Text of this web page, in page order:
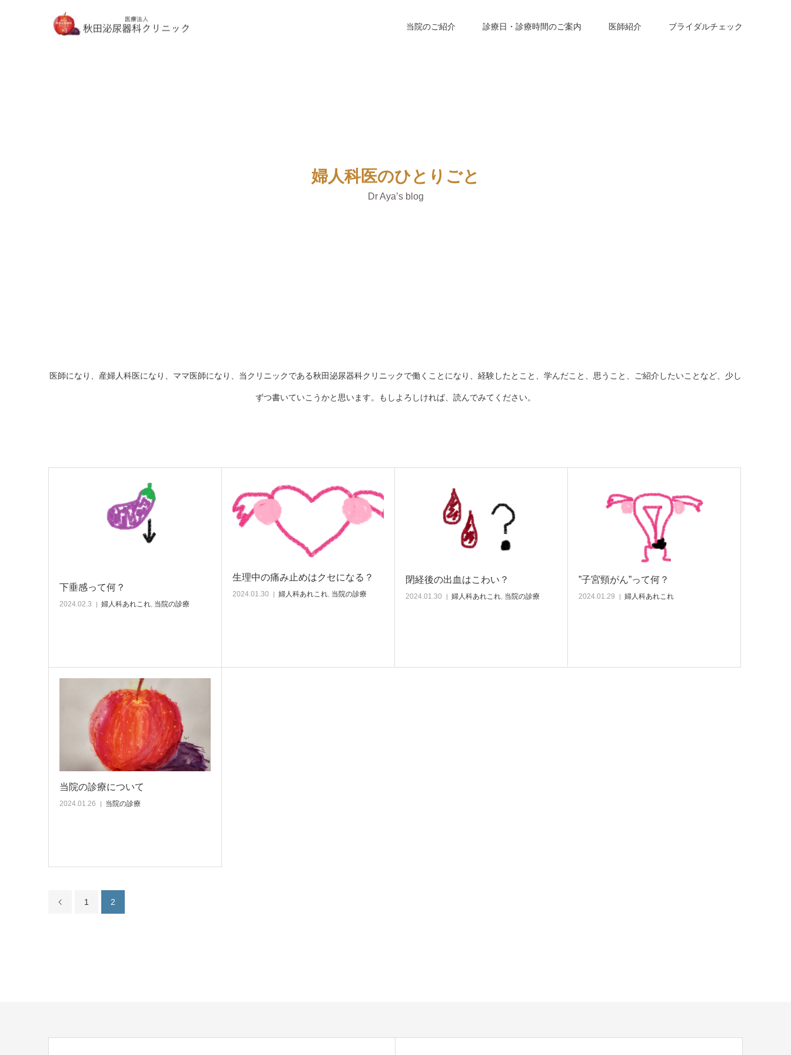
当院のご紹介 診療日・診療時間のご案内 医師紹介 ブライダルチェック
婦人科医のひとりごと
Dr Aya’s blog
医師になり、産婦人科医になり、ママ医師になり、当クリニックである秋田泌尿器科クリニックで働くことになり、経験したとこと、学んだこと、思うこと、ご紹介したいことなど、少し
ずつ書いていこうかと思います。もしよろしければ、読んでみてください。
下垂感って何？
2024.02.3 婦人科あれこれ, 当院の診療
生理中の痛み止めはクセになる？
2024.01.30 婦人科あれこれ, 当院の診療
閉経後の出血はこわい？
2024.01.30 婦人科あれこれ 当院の診療
”子宮頸がん”って何？
2024.01.29 婦人科あれこれ
当院の診療について
2024.01.26 当院の診療
1 2